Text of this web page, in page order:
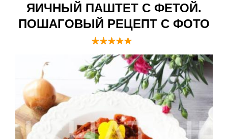
ЯИЧНЫЙ ПАШТЕТ С ФЕТОЙ.
ПОШАГОВЫЙ РЕЦЕПТ С ФОТО